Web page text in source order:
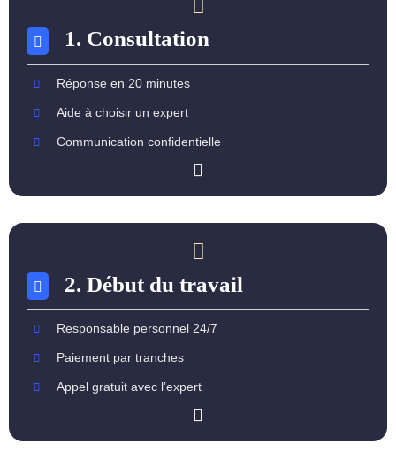
1. Consultation
Réponse en 20 minutes
Aide à choisir un expert
Communication confidentielle
2. Début du travail
Responsable personnel 24/7
Paiement par tranches
Appel gratuit avec l’expert